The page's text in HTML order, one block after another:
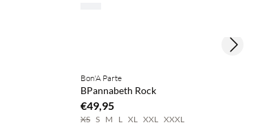
Bon'A Parte
BPannabeth Rock
€49,95
XS S M L XL XXL XXXL
Next